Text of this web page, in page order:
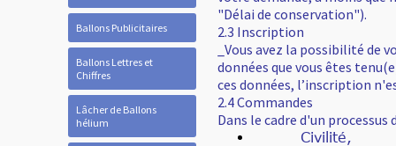
Ballons Publicitaires
Ballons Lettres et
Chiffres
Lâcher de Ballons
hélium
"Délai de conservation").
2.3 Inscription
_Vous avez la possibilité de
données que vous êtes
ces données, l’inscription
2.4 Commandes
Dans le cadre d'un
Civilité,